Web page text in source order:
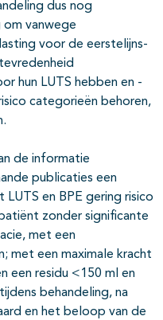
dus nog
vanwege
voor de eerstelijns-
hun LUTS hebben en -
categorieën behoren,
de informatie
publicaties een
en BPE gering risico
zonder significante
met een
met een maximale kracht
een residu <150 ml en
behandeling, na
en het beloop van de